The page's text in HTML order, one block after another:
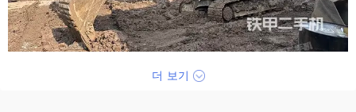
더 보기